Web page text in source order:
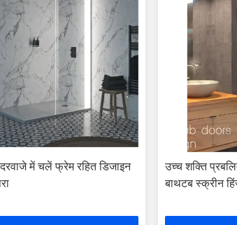
में चलें फ्रेम रहित डिजाइन
उच्च शक्ति
बाथटब स्क्रीन